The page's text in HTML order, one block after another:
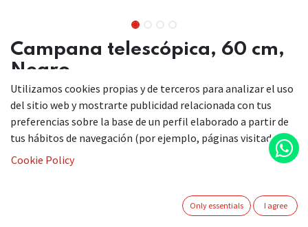
Campana telescópica, 60 cm,
Negro
3BT263MN
Esta campana telescópica de diseño discreto queda
prácticamente oculta en el mueble de cocina.
Utilizamos cookies propias y de terceros para analizar el uso
del sitio web y mostrarte publicidad relacionada con tus
preferencias sobre la base de un perfil elaborado a partir de
tus hábitos de navegación (por ejemplo, páginas visitadas).
Cookie Policy
Only essentials I agree